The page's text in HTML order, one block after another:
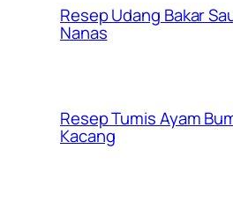
Resep Udang Bakar
Nanas
Resep Tumis Ayam
Kacang